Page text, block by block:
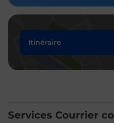
Itinéraire
Services Courrier